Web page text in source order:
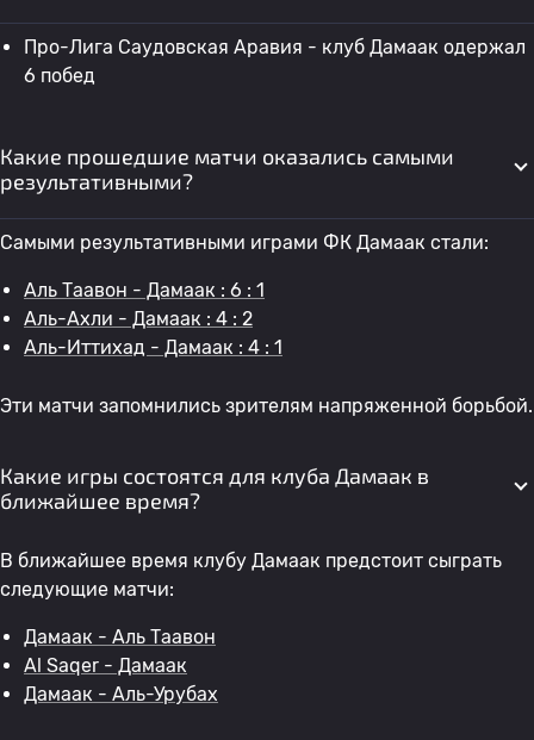
Про-Лига Саудовская Аравия - клуб Дамаак одержал
6 побед
Какие прошедшие матчи оказались самыми
результативными?
Самыми результативными играми ФК Дамаак стали:
Аль Таавон - Дамаак : 6 : 1
Аль-Ахли - Дамаак : 4 : 2
Аль-Иттихад - Дамаак : 4 : 1
Эти матчи запомнились зрителям напряженной борьбой.
Какие игры состоятся для клуба Дамаак в
ближайшее время?
В ближайшее время клубу Дамаак предстоит сыграть
следующие матчи:
Дамаак - Аль Таавон
Al Saqer - Дамаак
Дамаак - Аль-Урубах